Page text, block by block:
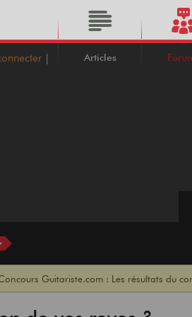
|
Articles
Guitariste.com : Les résultats du